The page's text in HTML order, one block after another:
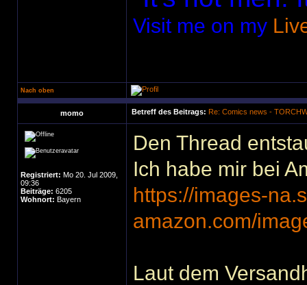
Visit me on my
Nach oben
momo Betreff des Beitrags: Re: Comics news -
Registriert: Mo 20. Jul 2009,
09:36
Beiträge: 6205
Wohnort: Bayern
Den Thread
Ich habe mir bei
https://images-
amazon.com/
Laut dem